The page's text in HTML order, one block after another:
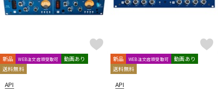
新品 WEB注文店頭受取可
動画あり
送料無料
API
新品 WEB注文店頭受取可
動画あり
送料無料
API